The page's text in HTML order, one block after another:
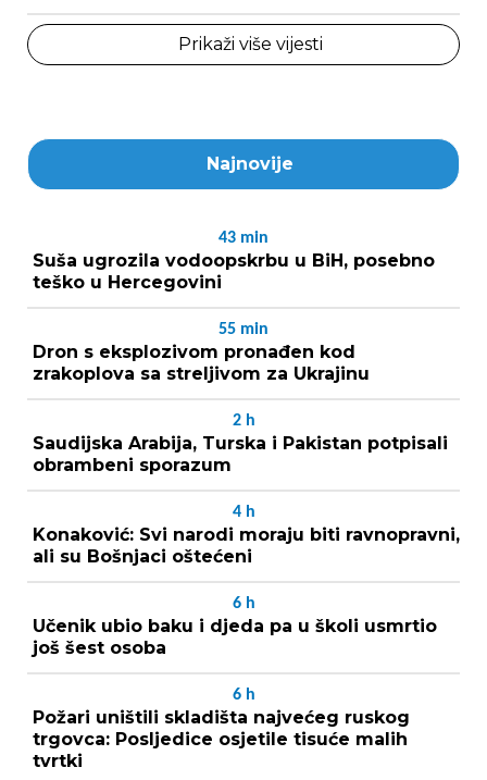
Prikaži više vijesti
Najnovije
43 min
Suša ugrozila vodoopskrbu u BiH, posebno
teško u Hercegovini
55 min
Dron s eksplozivom pronađen kod
zrakoplova sa streljivom za Ukrajinu
2 h
Saudijska Arabija, Turska i Pakistan potpisali
obrambeni sporazum
4 h
Konaković: Svi narodi moraju biti ravnopravni,
ali su Bošnjaci oštećeni
6 h
Učenik ubio baku i djeda pa u školi usmrtio
još šest osoba
6 h
Požari uništili skladišta najvećeg ruskog
trgovca: Posljedice osjetile tisuće malih
tvrtki